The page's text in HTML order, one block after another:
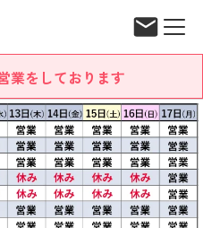
業をしております